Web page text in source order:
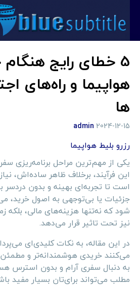
5 خطای رایج
هواپیما و راه‌های
ها
admin 2024-12-15
رزرو بلیط هواپیما
یکی از مهم‌ترین مراحل برنامه‌ریزی
این فرآیند، برخلاف ظاهر ساده‌اش،
است تا تجربه‌ای بهینه و بدون دردسر
جزئیات یا بی‌توجهی به اصول خرید،
شود که نه‌تنها هزینه‌های مالی، بلکه
نیز تحت تاثیر قرار می‌دهد.
در این مقاله، به نکات کلیدی‌ای
می‌کنند خریدی هوشمندانه‌تر و
به دنبال سفری آرام و بدون استرس
مطلب می‌تواند برای‌تان بسیار مفید